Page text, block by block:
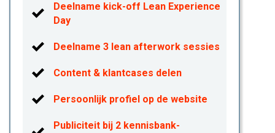
Deelname kick-off Lean Experience
Day
Deelname 3 lean afterwork sessies
Content & klantcases delen
Persoonlijk profiel op de website
Publiciteit bij 2 kennisbank-